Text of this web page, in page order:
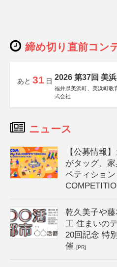
締め切り直前コン
あと 31 日 2026 第37回 美
福井県美浜町、美浜町教
式会社
ニュース
【公募情報
がタッグ、
ペティショ
乾久美子や
工 住まいの
20回記念 特
催[PR]